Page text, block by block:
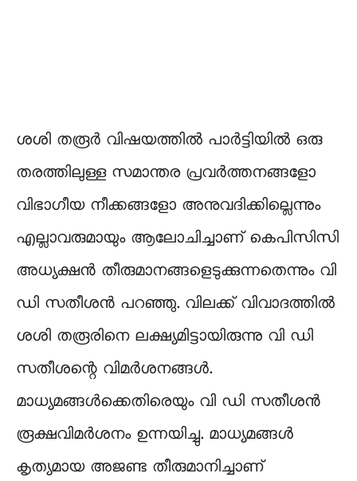
ശശി തരൂര്‍ വിഷയത്തില്‍ പാര്‍ട്ടിയില്‍ ഒരു
തരത്തിലുള്ള സമാന്തര പ്രവര്‍ത്തനങ്ങളോ
വിഭാഗീയ നീക്കങ്ങളോ അനുവദിക്കില്ലെന്നും
എല്ലാവരുമായും ആലോചിച്ചാണ് കെപിസിസി
അധ്യക്ഷന്‍ തീരുമാനങ്ങളെടുക്കുന്നതെന്നും വി
ഡി സതീശന്‍ പറഞ്ഞു. വിലക്ക് വിവാദത്തില്‍
ശശി തരൂരിനെ ലക്ഷ്യമിട്ടായിരുന്നു വി ഡി
സതീശന്റെ വിമര്‍ശനങ്ങള്‍.
മാധ്യമങ്ങള്‍ക്കെതിരെയും വി ഡി സതീശന്‍
രൂക്ഷവിമര്‍ശനം ഉന്നയിച്ചു. മാധ്യമങ്ങള്‍
കൃത്യമായ അജണ്ട തീരുമാനിച്ചാണ്